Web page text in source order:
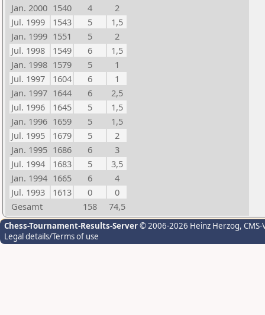
Jan. 2000 1540 4
2
Jul. 1999
1543 5
1,5
Jan. 1999 1551 5
2
Jul. 1998
1549 6
1,5
Jan. 1998 1579 5
1
Jul. 1997
1604 6
1
Jan. 1997 1644 6
2,5
Jul. 1996
1645 5
1,5
Jan. 1996 1659 5
1,5
Jul. 1995
1679 5
2
Jan. 1995 1686 6
3
Jul. 1994
1683 5
3,5
Jan. 1994 1665 6
4
Jul. 1993
1613 0
0
Gesamt
158 74,5
Chess-Tournament-Results-Server© 2006-2026 Heinz Herzog,
Legal details/Terms of use